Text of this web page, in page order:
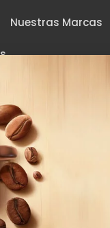
Nuestras Marcas